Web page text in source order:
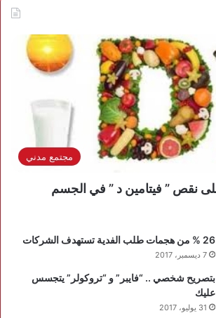
مجتمع مدني
26 % من هجمات طلب الفدية تستهدف الشركات
7 ديسمبر، 2017
بتصريح شخصي .. “فايبر” و “تروكولر” يتجسس
عليك
31 يوليو، 2017